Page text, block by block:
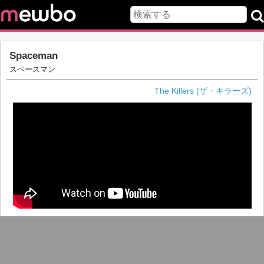
Spaceman
スペースマン
The Killers (ザ・キラーズ)